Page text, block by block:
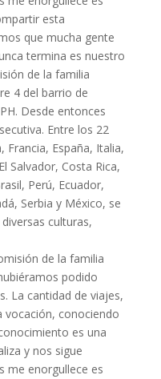
esta
que mucha gente
termina es nuestro
de la familia
4 del barrio de
Desde entonces
Entre los 22
Francia, España, Italia,
Salvador, Costa Rica,
Perú, Ecuador,
Serbia y México, se
culturas,
de la familia
podido
La cantidad de viajes,
vocación, conociendo
es una
y nos sigue
me enorgullece es